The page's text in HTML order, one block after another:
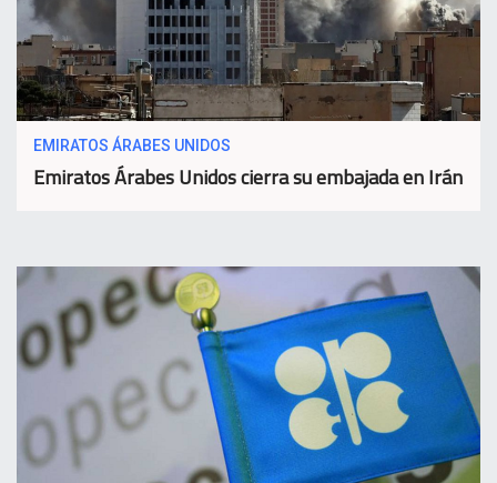
EMIRATOS ÁRABES UNIDOS
Emiratos Árabes Unidos cierra su embajada en Irán